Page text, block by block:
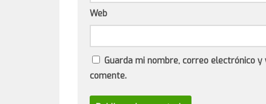
Web
Guarda mi nombre, correo electrónico
comente.